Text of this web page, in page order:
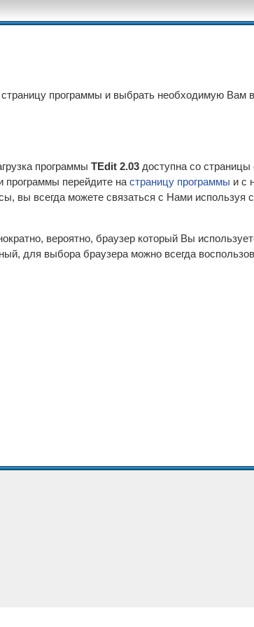
программы и выбрать необходимую Вам
программы TEdit 2.03 доступна со
программы перейдите на страницу программы и с
вы всегда можете связаться с Нами используя
вероятно, браузер который Вы
для выбора браузера можно всегда